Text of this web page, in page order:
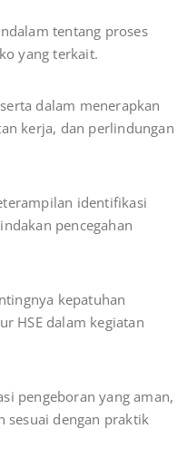
tentang proses
yang terkait.
dalam menerapkan
kerja, dan perlindungan
identifikasi
pencegahan
kepatuhan
HSE dalam kegiatan
pengeboran yang aman,
sesuai dengan praktik